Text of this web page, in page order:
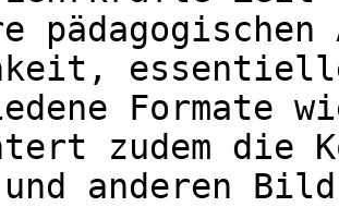
Formate
zudem die
anderen